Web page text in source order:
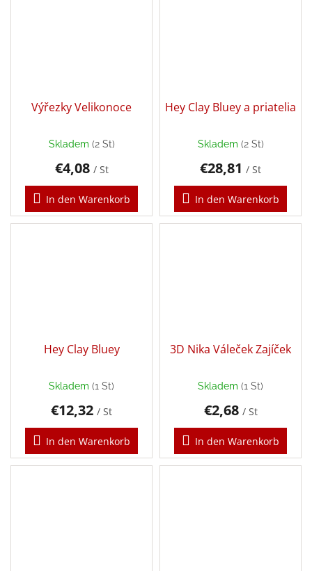
Marken
Login
Výřezky Velikonoce
Skladem (2 St)
€4,08 / St
In den Warenkorb
Hey Clay Bluey a priatelia
Skladem (2 St)
€28,81 / St
In den Warenkorb
Hey Clay Bluey
Skladem (1 St)
€12,32 / St
In den Warenkorb
3D Nika Váleček Zajíček
Skladem (1 St)
€2,68 / St
In den Warenkorb